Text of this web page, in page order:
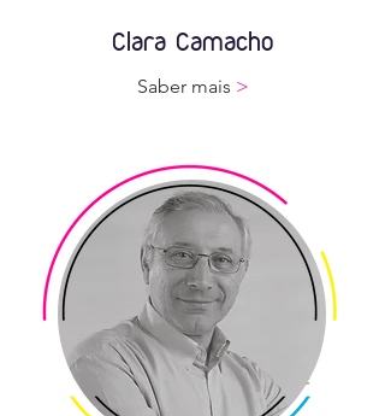
Clara Camacho
Saber mais >